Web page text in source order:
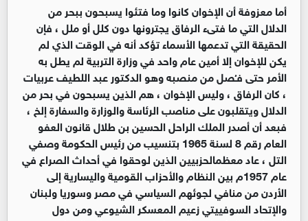
أما معزوفة أن الإخوان كانوا وما فتئوا يسبحون ببحر من
الدلال التي ما فتىء الرفاق يجترونها دون كلل أو ملل ، فإن
الحقيقة التي تدعمها الأسماء تؤكد أنه في الوقت الذي لم
يكن للإخوان إلا أمين عام واحد في وزارة التربية لم يطل به
الأمر حتى فـُصل من منصبه وهو الدكتور عبد اللطيف عربيات
، كان الرفاق ، وليس الإخوان ، هم الذين يسبحون في بحر من
الدلال ويتقلبون على مناصب الرئاسة والوزارة والسفارة إلخ ،
فبعد أن أصدر الملك الراحل الحسين بن طلال قانون العفو
العام رقم 8 لسنة 1965 بتنسيب من رئيس الحكومة وصفي
التل ، عاد معظمالحزبيين الذين لوحقوا في أحداث الصراع في
عام 1957م بين النظام والأحزاب القومية واليسارية إلى
الأردن من منافي لجوئهم السياسي في مصر وسوريا ولبنان
والإتحاد السوفييتي زعيم المعسكر الشيوعي ومن دول